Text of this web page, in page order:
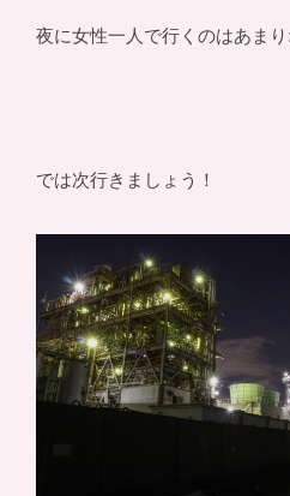
夜に女性一人で行くのはあまり
では次行きましょう！